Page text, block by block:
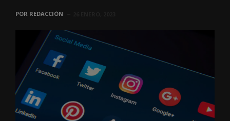
POR REDACCIÓN